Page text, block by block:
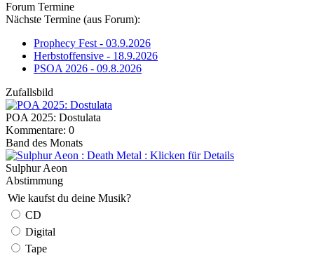
Forum Termine
Nächste Termine (aus Forum):
Prophecy Fest - 03.9.2026
Herbstoffensive - 18.9.2026
PSOA 2026 - 09.8.2026
Zufallsbild
POA 2025: Dostulata
Kommentare: 0
Band des Monats
Sulphur Aeon
Abstimmung
Wie kaufst du deine Musik?
CD
Digital
Tape